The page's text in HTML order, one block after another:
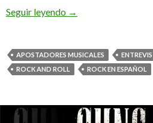
Seguir leyendo kartzarot: Tres
→
APOSTADORES MUSICALES
ROCK AND ROLL
ROCK EN ESPAÑOL